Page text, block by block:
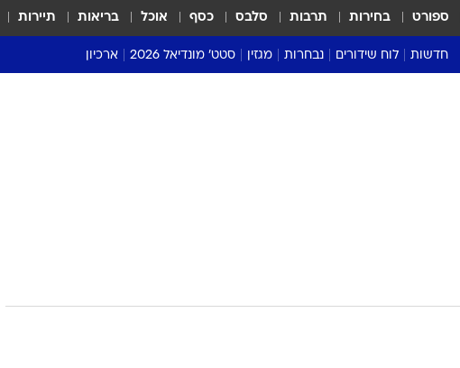
ספורט בחירות תרבות סלבס כסף אוכל בריאות תיירות
חדשות לוח שידורים נבחרות מגזין סטט' מונדיאל 2026 ארכיון